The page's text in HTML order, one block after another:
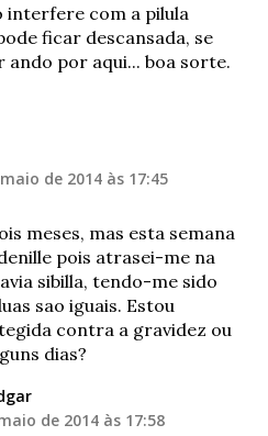
interfere com a pilula
ficar descansada, se
ando por aqui... boa sorte.
de 2014 às 17:45
meses, mas esta semana
pois atrasei-me na
sibilla, tendo-me sido
sao iguais. Estou
contra a gravidez ou
dias?
de 2014 às 17:58